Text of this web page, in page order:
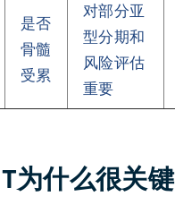
是否
骨髓
受累
对部分亚
型分期和
风险评估
重要
为什么很关键